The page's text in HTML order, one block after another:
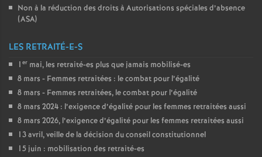
Non à la réduction des droits à Autorisations spéciales d’absence
(ASA)
LES RETRAITÉ-E-S
1 er mai, les retraité-es plus que jamais mobilisé-es
8 mars - Femmes retraitées : le combat pour l’égalité
8 mars - Femmes retraitées, le combat pour l’égalité
8 mars 2024 : l’exigence d’égalité pour les femmes retraitées aussi
8 mars 2026, l’exigence d’égalité pour les femmes retraitées aussi
13 avril, veille de la décision du conseil constitutionnel
15 juin : mobilisation des retraité-es